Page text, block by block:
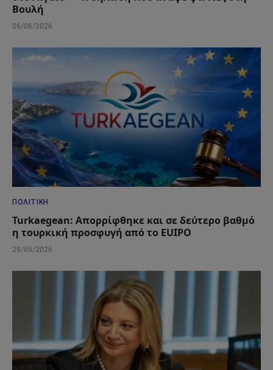
Βουλή
06/06/2026
ΠΟΛΙΤΙΚΉ
Turkaegean: Απορρίφθηκε και σε δεύτερο βαθμό
η τουρκική προσφυγή από το EUIPO
29/05/2026